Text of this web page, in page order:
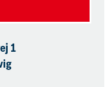
1